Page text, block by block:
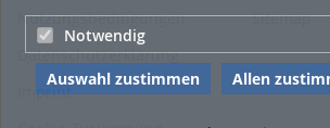
Notwendig
Auswahl zustimmen Allen
Nutzungsbedingungen
Datenschutzerklärung
Imprint
Sitemap